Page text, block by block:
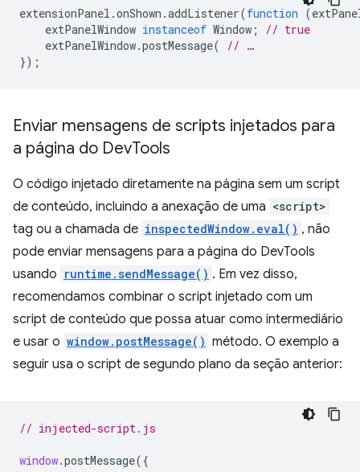
extensionPanel .onShown .addListener(function (
extPanelWindow instanceof Window ;
// true
extPanelWindow.postMessage(
// …
});
Enviar mensagens de scripts injetados para
a página do DevTools
O código injetado diretamente na página sem um script
de conteúdo, incluindo a anexação de uma <script>
tag ou a chamada de inspectedWindow.eval() , não
pode enviar mensagens para a página do DevTools
usando runtime.sendMessage() . Em vez disso,
recomendamos combinar o script injetado com um
script de conteúdo que possa atuar como intermediário
e usar o window.postMessage() método. O exemplo a
seguir usa o script de segundo plano da seção anterior:
// injected-script.js
window.postMessage({